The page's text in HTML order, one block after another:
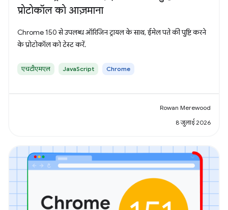
प्रोटोकॉल को आज़माना
Chrome 150 से उपलब्ध ऑरिजिन ट्रायल के साथ, ईमेल पते की पुष्टि करने
के प्रोटोकॉल को टेस्ट करें.
एचटीएमएल JavaScript Chrome
Rowan Merewood
8 जुलाई 2026